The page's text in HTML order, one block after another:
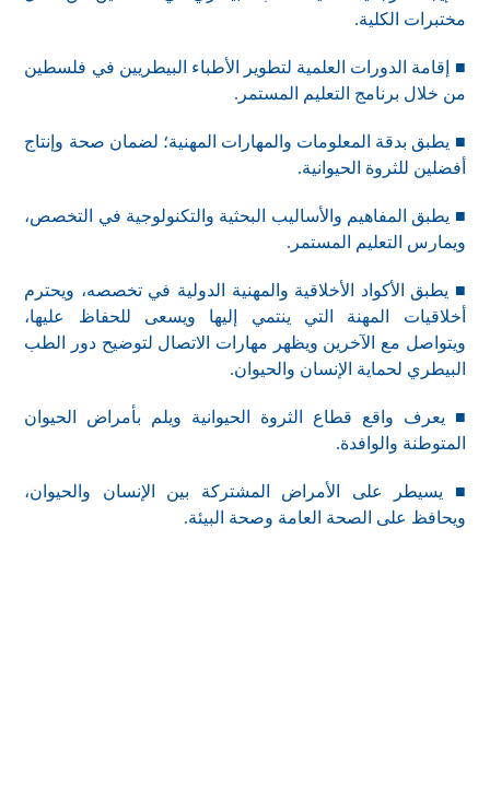
مختبرات الكلية.
■ إقامة الدورات العلمية لتطوير الأطباء البيطريين في فلسطين
من خلال برنامج التعليم المستمر.
■ يطبق بدقة المعلومات والمهارات المهنية؛ لضمان صحة وإنتاج
أفضلين للثروة الحيوانية.
■ يطبق المفاهيم والأساليب البحثية والتكنولوجية في التخصص،
ويمارس التعليم المستمر.
■ يطبق الأكواد الأخلاقية والمهنية الدولية في تخصصه، ويحترم
أخلاقيات المهنة التي ينتمي إليها ويسعى للحفاظ عليها،
ويتواصل مع الآخرين ويظهر مهارات الاتصال لتوضيح دور الطب
البيطري لحماية الإنسان والحيوان.
■ يعرف واقع قطاع الثروة الحيوانية ويلم بأمراض الحيوان
المتوطنة والوافدة.
■ يسيطر على الأمراض المشتركة بين الإنسان والحيوان،
ويحافظ على الصحة العامة وصحة البيئة.